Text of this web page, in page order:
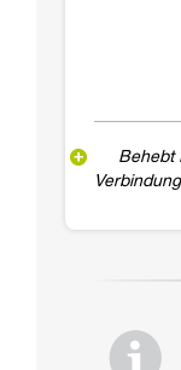
Behebt